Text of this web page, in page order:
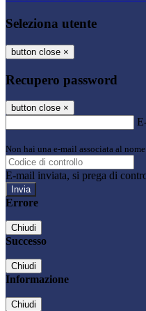
Seleziona utente
button close ×
Recupero password
button close ×
Non hai una e-mail associata al
E-mail inviata, si prega di
Errore
Chiudi
Successo
Chiudi
Informazione
Chiudi